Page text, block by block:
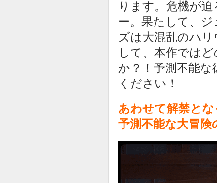
ります。危機が
ー。果たして、
ズは大混乱のハ
して、本作では
か？！予測不能
ください！
あわせて解禁と
予測不能な大冒